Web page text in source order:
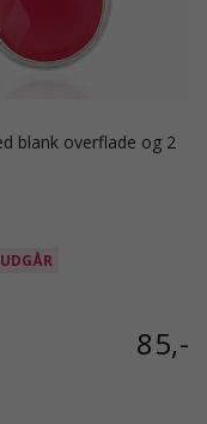
UDGÅR
85,-